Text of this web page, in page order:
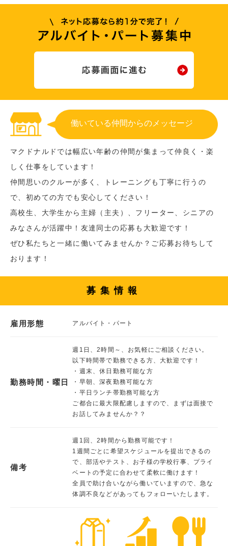
働いている仲間からのメッセージ
マクドナルドでは幅広い年齢の仲間が集まって仲良く・楽
しく仕事をしています！
仲間思いのクルーが多く、トレーニングも丁寧に行うの
で、初めての方でも安心してください！
高校生、大学生から主婦（主夫）、フリーター、シニアの
みなさんが活躍中！友達同士の応募も大歓迎です！
ぜひ私たちと一緒に働いてみませんか？ご応募お待ちして
おります！
募集情報
雇用形態 アルバイト・パート
勤務時間・曜日
週1日、2時間～、お気軽にご相談ください。
以下時間帯で勤務できる方、大歓迎です！
・週末、休日勤務可能な方
・早朝、深夜勤務可能な方
・平日ランチ帯勤務可能な方
ご都合に最大限配慮しますので、まずは面接で
お話してみませんか？？
備考
週1回、2時間から勤務可能です！
1週間ごとに希望スケジュールを提出できるの
で、部活やテスト、お子様の学校行事、プライ
ベートの予定に合わせて柔軟に働けます！
全員で助け合いながら働いていますので、急な
体調不良などがあってもフォローいたします。